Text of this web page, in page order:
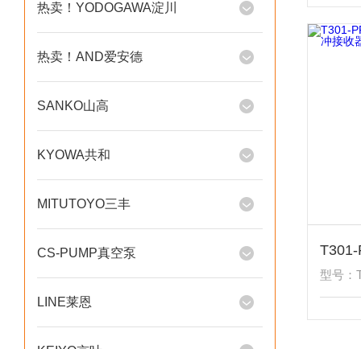
热卖！YODOGAWA淀川
热卖！AND爱安德
SANKO山高
KYOWA共和
MITUTOYO三丰
CS-PUMP真空泵
LINE莱恩
型号：